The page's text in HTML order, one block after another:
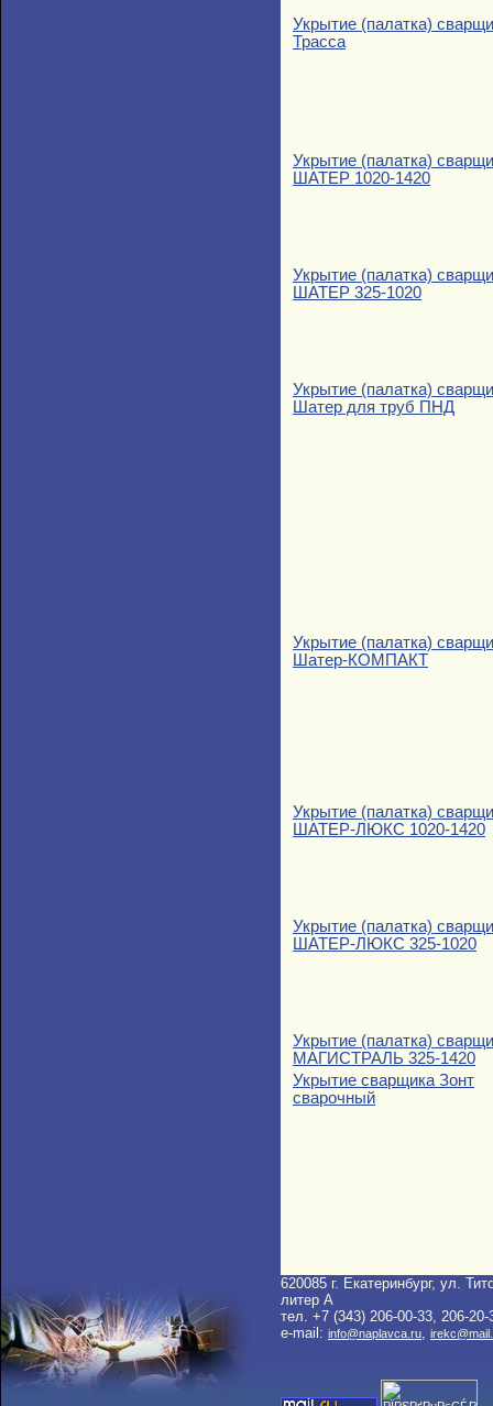
Укрытие (палатка)
Трасса
Укрытие (палатка)
ШАТЕР 1020-1420
Укрытие (палатка)
ШАТЕР 325-1020
Укрытие (палатка)
Шатер для труб ПНД
Укрытие (палатка)
Шатер-КОМПАКТ
Укрытие (палатка)
ШАТЕР-ЛЮКС 1020-1420
Укрытие (палатка)
ШАТЕР-ЛЮКС 325-1020
Укрытие (палатка)
МАГИСТРАЛЬ 325-1420
Укрытие сварщика Зонт
сварочный
620085 г. Екатеринбург, ул.
литер A
тел. +7 (343) 206-00-33, 206-20-
e-mail: info@naplavca.ru,